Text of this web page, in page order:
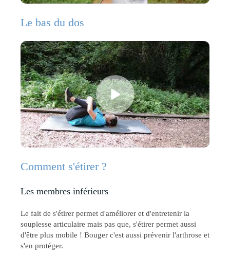
Le bas du dos
Comment s'étirer ?
Les membres inférieurs
Le fait de s'étirer permet d'améliorer et d'entretenir la
souplesse articulaire mais pas que, s'étirer permet aussi
d'être plus mobile ! Bouger c'est aussi prévenir l'arthrose et
s'en protéger.